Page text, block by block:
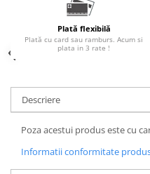
Plată flexibilă
Plată cu card sau ramburs. Acum si
plata in 3 rate !
Descriere
Poza acestui produs este cu
Informatii conformitate